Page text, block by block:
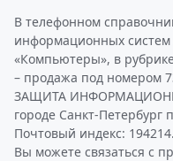
В телефонном
информационных систем
«Компьютеры», в
– продажа под номером
ЗАЩИТА
городе Санкт-Петербург
Почтовый индекс: 194214.
Вы можете связаться с